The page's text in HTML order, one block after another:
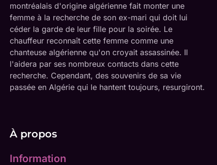
montréalais d'origine algérienne fait monter une
femme à la recherche de son ex-mari qui doit lui
céder la garde de leur fille pour la soirée. Le
chauffeur reconnaît cette femme comme une
chanteuse algérienne qu'on croyait assassinée. Il
l'aidera par ses nombreux contacts dans cette
recherche. Cependant, des souvenirs de sa vie
passée en Algérie qui le hantent toujours, resurgiront.
À propos
Information